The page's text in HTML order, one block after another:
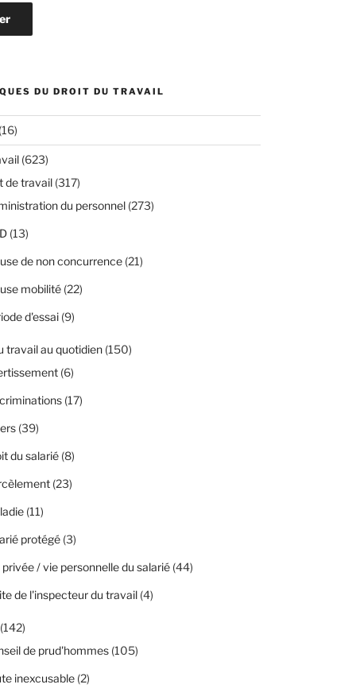
DU DROIT DU TRAVAIL
(623)
de travail(317)
du personnel(273)
(13)
de non concurrence(21)
mobilité(22)
d'essai(9)
travail au quotidien(150)
(6)
(17)
(39)
du salarié(8)
(23)
(11)
protégé(3)
/ vie personnelle du salarié(44)
de l'inspecteur du travail(4)
de prud'hommes(105)
inexcusable(2)